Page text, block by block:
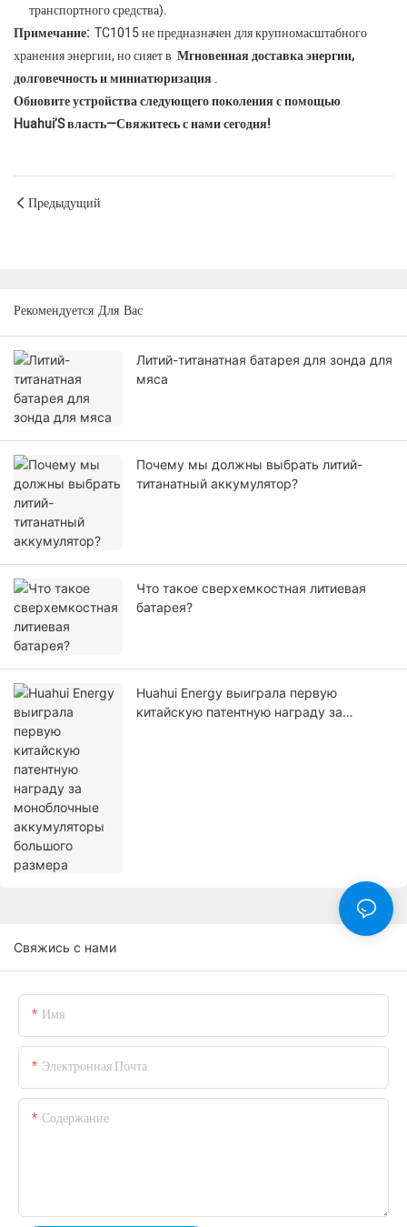
транспортного средства).
Примечание: TC1015 не предназначен для крупномасштабного
хранения энергии, но сияет в Мгновенная доставка энергии,
долговечность и миниатюризация .
Обновите устройства следующего поколения с помощью
Huahui’S власть—Свяжитесь с нами сегодня!
Предыдущий
Рекомендуется Для Вас
Литий-титанатная батарея для зонда для
мяса
Почему мы должны выбрать литий-
титанатный аккумулятор?
Что такое сверхемкостная литиевая
батарея?
Huahui Energy выиграла первую
китайскую патентную награду за
Свяжись с нами
Имя
Электронная Почта
Содержание